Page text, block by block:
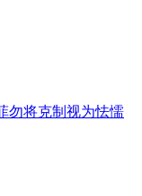
勿将克制视为怯懦